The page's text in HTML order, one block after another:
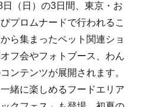
（日）の3日間、東京・お
プロムナードで行われるこ
ら集まったペット関連ショ
フ会やフォトブース、わん
ンテンツが展開されます。
緒に楽しめるフードエリア